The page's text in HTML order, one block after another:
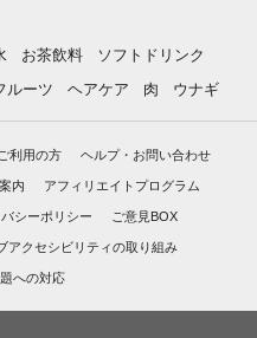
お茶飲料
ソフトドリンク
ルーツ ヘアケア 肉 ウナギ
利用の方 ヘルプ・お問い合わせ
内 アフィリエイトプログラム
シーポリシー ご意見BOX
アクセシビリティの取り組み
への対応